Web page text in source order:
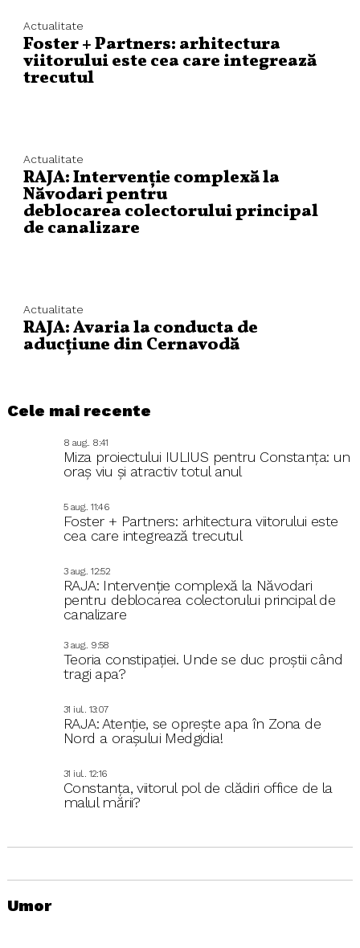
Actualitate
Foster + Partners: arhitectura
viitorului este cea care integrează
trecutul
Actualitate
RAJA: Intervenție complexă la
Năvodari pentru
deblocarea colectorului principal
de canalizare
Actualitate
RAJA: Avaria la conducta de
aducțiune din Cernavodă
Cele mai recente
8 aug.. 8:41
Miza proiectului IULIUS pentru Constanța: un
oraș viu și atractiv totul anul
5 aug.. 11:46
Foster + Partners: arhitectura viitorului este
cea care integrează trecutul
3 aug.. 12:52
RAJA: Intervenție complexă la Năvodari
pentru deblocarea colectorului principal de
canalizare
3 aug.. 9:58
Teoria constipației. Unde se duc proștii când
tragi apa?
31 iul.. 13:07
RAJA: Atenție, se oprește apa în Zona de
Nord a orașului Medgidia!
31 iul.. 12:16
Constanța, viitorul pol de clădiri office de la
malul mării?
Umor